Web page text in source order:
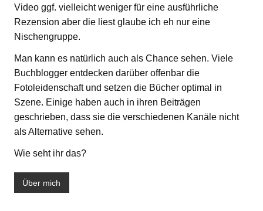
Video ggf. vielleicht weniger für eine ausführliche
Rezension aber die liest glaube ich eh nur eine
Nischengruppe.
Man kann es natürlich auch als Chance sehen. Viele
Buchblogger entdecken darüber offenbar die
Fotoleidenschaft und setzen die Bücher optimal in
Szene. Einige haben auch in ihren Beiträgen
geschrieben, dass sie die verschiedenen Kanäle nicht
als Alternative sehen.
Wie seht ihr das?
Über mich